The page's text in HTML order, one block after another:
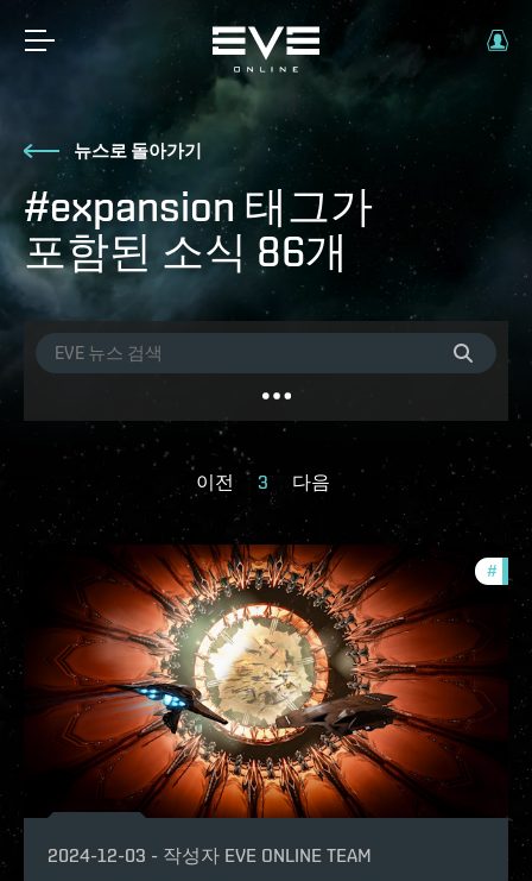
뉴스로 돌아가기
#expansion 태그가
포함된 소식 86개
이전 3 다음
#
2024-12-03 - 작성자 EVE ONLINE TEAM